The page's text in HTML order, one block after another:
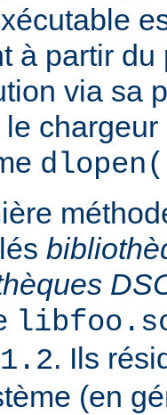
à partir du
via sa
. Ils
(en